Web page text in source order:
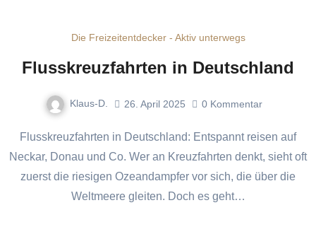
Die Freizeitentdecker - Aktiv unterwegs
Flusskreuzfahrten in Deutschland
Klaus-D. 26. April 2025 0 Kommentar
Flusskreuzfahrten in Deutschland: Entspannt reisen auf
Neckar, Donau und Co. Wer an Kreuzfahrten denkt, sieht oft
zuerst die riesigen Ozeandampfer vor sich, die über die
Weltmeere gleiten. Doch es geht…